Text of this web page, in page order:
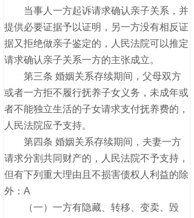
当事人一方起诉请求确认亲子关系，并
提供必要证据予以证明，另一方没有相反证
据又拒绝做亲子鉴定的，人民法院可以推定
请求确认亲子关系一方的主张成立。
第三条 婚姻关系存续期间，父母双方
或者一方拒不履行抚养子女义务，未成年或
者不能独立生活的子女请求支付抚养费的，
人民法院应予支持。
第四条 婚姻关系存续期间，夫妻一方
请求分割共同财产的，人民法院不予支持，
但有下列重大理由且不损害债权人利益的除
外：A
（一）一方有隐藏、转移、变卖、毁